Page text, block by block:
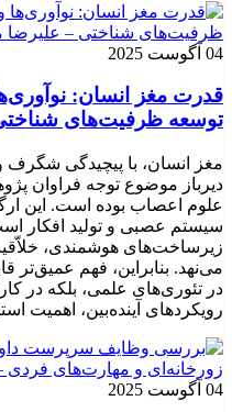
04 آگوست 2025
قدرت مغز انسان:
توسعه ظرفیت‌های
مغز انسان، با پیچیدگی شگرف
دیرباز موضوع توجه فراوان
علوم اعصاب بوده است. این
سیستم عصبی و تولید افکار
زیرساخت‌های هوشمندی،
می‌نهد. بنابراین، فهم عمیق‌تر
در تئوری‌های علمی، بلکه در
رویکردهای آینده‌بین، اهمیت
04 آگوست 2025